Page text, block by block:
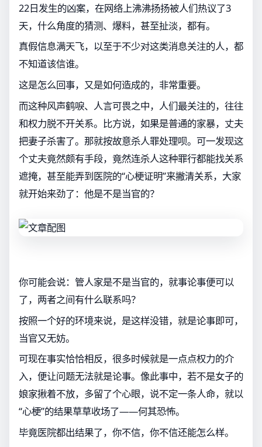
22日发生的凶案，在网络上沸沸扬扬被人们热议了3
天，什么角度的猜测、爆料，甚至扯淡，都有。
真假信息满天飞，以至于不少对这类消息关注的人，都
不知道该信谁。
这是怎么回事，又是如何造成的，非常重要。
而这种风声鹤唳、人言可畏之中，人们最关注的，往往
和权力脱不开关系。比方说，如果是普通的家暴，丈夫
把妻子杀害了。那就按故意杀人罪处理呗。可一发现这
个丈夫竟然颇有手段，竟然连杀人这种罪行都能找关系
遮掩，甚至能弄到医院的“心梗证明”来撇清关系，大家
就开始来劲了：他是不是当官的？
你可能会说：管人家是不是当官的，就事论事便可以
了，两者之间有什么联系吗？
按照一个好的环境来说，是这样没错，就是论事即可，
当官又无妨。
可现在事实恰恰相反，很多时候就是一点点权力的介
入，便让问题无法就是论事。像此事中，若不是女子的
娘家揪着不放，多留了个心眼，说不定一条人命，就以
“心梗”的结果草草收场了——何其恐怖。
毕竟医院都出结果了，你不信，你不信还能怎么样。